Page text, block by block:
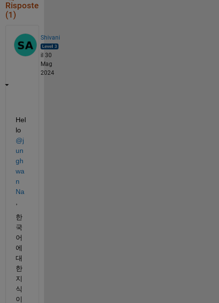
Risposte
(1)
Shivani
il 30
Mag
2024
Hel
lo
@j
un
gh
wa
n
Na
한
국
어
에
대
한
지
식
이